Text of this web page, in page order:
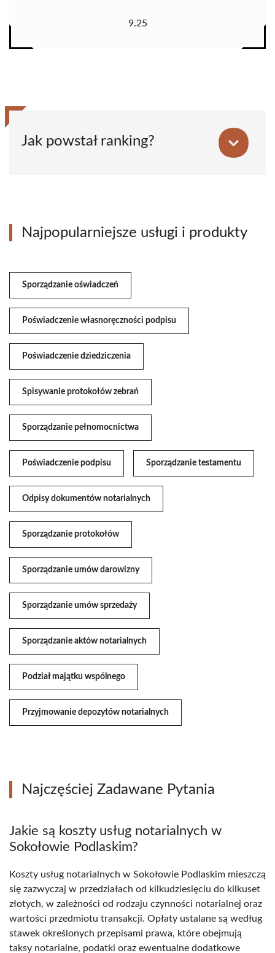
9.25
Jak powstał ranking?
Najpopularniejsze usługi i produkty
Sporządzanie oświadczeń
Poświadczenie własnoręczności podpisu
Poświadczenie dziedziczenia
Spisywanie protokołów zebrań
Sporządzanie pełnomocnictwa
Poświadczenie podpisu Sporządzanie testamentu
Odpisy dokumentów notarialnych
Sporządzanie protokołów
Sporządzanie umów darowizny
Sporządzanie umów sprzedaży
Sporządzanie aktów notarialnych
Podział majątku wspólnego
Przyjmowanie depozytów notarialnych
Najczęściej Zadawane Pytania
Jakie są koszty usług notarialnych w
Sokołowie Podlaskim?
Koszty usług notarialnych w Sokołowie Podlaskim mieszczą
się zazwyczaj w przedziałach od kilkudziesięciu do kilkuset
złotych, w zależności od rodzaju czynności notarialnej oraz
wartości przedmiotu transakcji. Opłaty ustalane są według
stawek określonych przepisami prawa, które obejmują
taksy notarialne, podatki oraz ewentualne dodatkowe